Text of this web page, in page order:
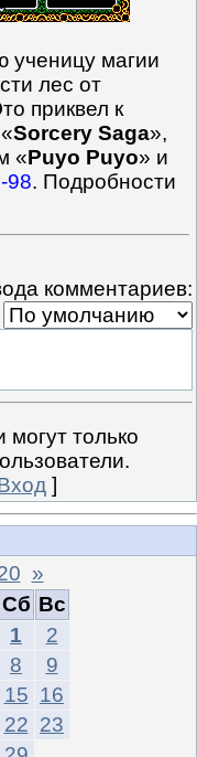
ученицу магии
лес от
приквел к
Sorcery Saga»,
«Puyo Puyo» и
98. Подробности
комментариев:
только
]
»
Сб Вс
1
2
8
9
15 16
22 23